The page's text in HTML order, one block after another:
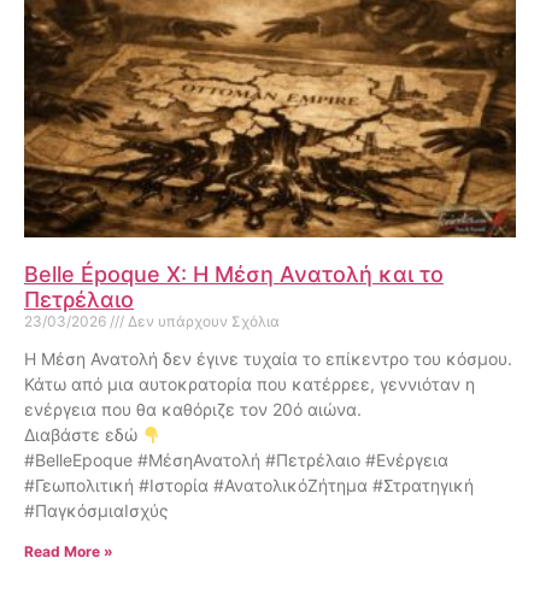
Belle Époque X: Η Μέση Ανατολή και το
Πετρέλαιο
23/03/2026 Δεν υπάρχουν Σχόλια
Η Μέση Ανατολή δεν έγινε τυχαία το επίκεντρο του κόσμου.
Κάτω από μια αυτοκρατορία που κατέρρεε, γεννιόταν η
ενέργεια που θα καθόριζε τον 20ό αιώνα.
Διαβάστε εδώ
#BelleEpoque #ΜέσηΑνατολή #Πετρέλαιο #Ενέργεια
#Γεωπολιτική #Ιστορία #ΑνατολικόΖήτημα #Στρατηγική
#ΠαγκόσμιαΙσχύς
Read More »